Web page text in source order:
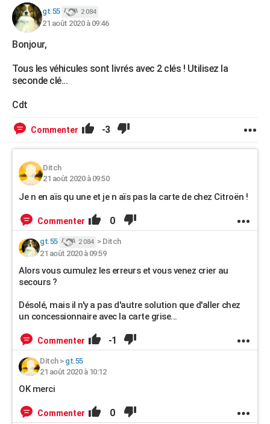
Dictionnaire
Biographies
Citations
Expressions
Proverbes
PROGRAMME TV
COPAINS D'AVANT
S'inscrire
Se connecter
Lycées
Collèges
Primaires
Universités
Entreprises
Service militaire
Avis de recherche
AVIS DE DÉCÈS
gt.55 2 084
21 août 2020 à 09:46
Bonjour,
Tous les véhicules sont livrés avec 2 clés ! Utilisez la
seconde clé...
Cdt
Commenter -3
Ditch
21 août 2020 à 09:50
Je n en aïs qu une et je n aïs pas la carte de chez Citroën !
Commenter 0
gt.55 2 084 > Ditch
21 août 2020 à 09:59
Alors vous cumulez les erreurs et vous venez crier au
secours ?
Désolé, mais il n'y a pas d'autre solution que d'aller chez
un concessionnaire avec la carte grise...
Commenter -1
Ditch> gt.55
21 août 2020 à 10:12
OK merci
Commenter 0